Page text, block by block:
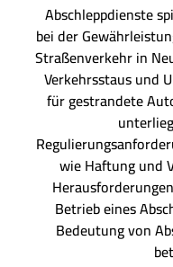
Abschleppdienste
bei der
Straßenverkehr in
Verkehrsstaus und
für gestrandete
wie Haftung und
Betrieb eines
Bedeutung von